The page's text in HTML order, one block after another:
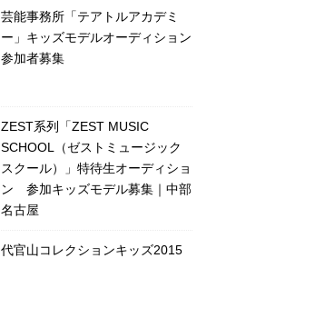
芸能事務所「テアトルアカデミ
ー」キッズモデルオーディション
参加者募集
ZEST系列「ZEST MUSIC
SCHOOL（ゼストミュージック
スクール）」特待生オーディショ
ン 参加キッズモデル募集｜中部
名古屋
代官山コレクションキッズ2015